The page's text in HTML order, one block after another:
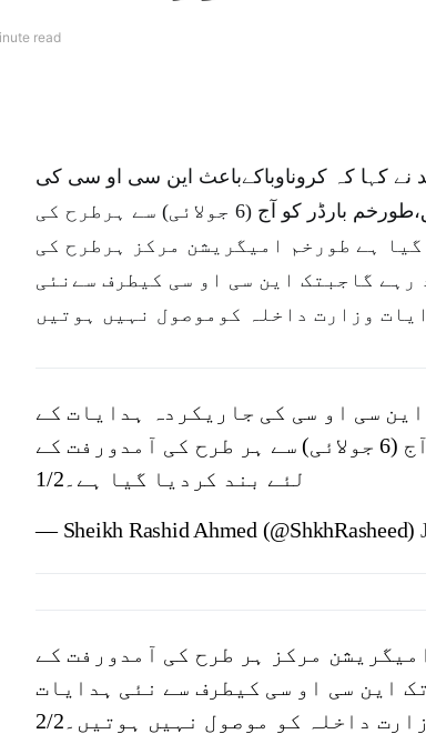
read
نے کہا کہ کروناوباکےباعث این سی او سی کی
جاری کردہ ہدایات کےمطابق،طورخم بارڈر کو آج (6 جولائی) سے ہرطرح کی
ہے طورخم امیگریشن مرکز ہرطرح کی
رہے گاجبتک این سی او سی کیطرف سےنئی
سی او سی کی جاریکردہ ہدایات کے
مطابق،طورخم بارڈر کو آج (6 جولائی) سے ہر طرح کی آمدورفت کے
لئے بند کردیا گیا ہے۔1/2
— Sheikh Rashid Ahmed (@ShkhRasheed)
مرکز ہر طرح کی آمدورفت کے
این سی او سی کیطرف سے نئی ہدایات
داخلہ کو موصول نہیں ہوتیں۔2/2